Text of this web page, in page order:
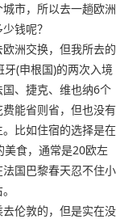
市，所以去一趟欧洲
钱呢？
洲交换，但我所去的
(申根国)的两次入境
、捷克、维也纳6个
能省则省，但也没有
比如住宿的选择是在
食，通常是20欧左
国巴黎春天忍不住小
伦敦的，但是实在没